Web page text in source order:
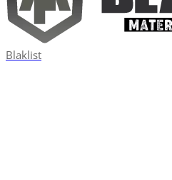
Blaklist